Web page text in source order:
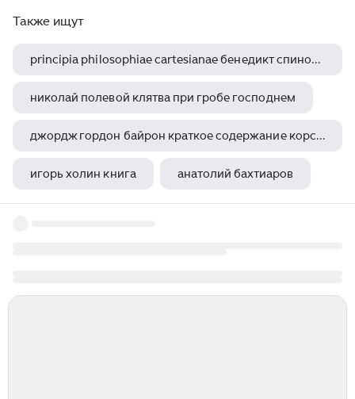
Также ищут
principia philosophiae cartesianae бенедикт спиноза книга
николай полевой клятва при гробе господнем
джордж гордон байрон краткое содержание корсар
игорь холин книга анатолий бахтиаров